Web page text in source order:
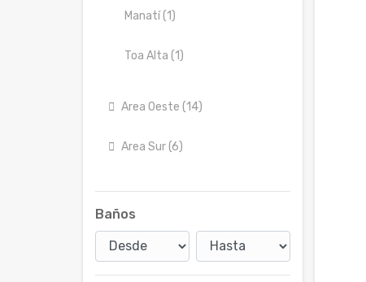
Manatí (1)
Toa Alta (1)
Area Oeste (14)
Area Sur (6)
Baños